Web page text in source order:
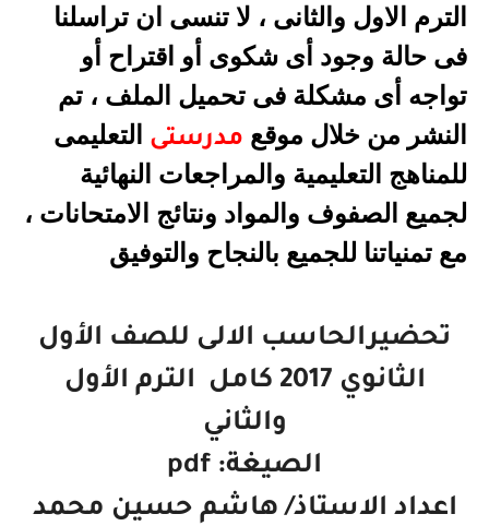
الترم الاول والثانى ، لا تنسى ان تراسلنا
فى حالة وجود أى شكوى أو اقتراح أو
تواجه أى مشكلة فى تحميل الملف ، تم
النشر من خلال موقع مدرستى التعليمى
للمناهج التعليمية والمراجعات النهائية
لجميع الصفوف والمواد ونتائج الامتحانات ،
مع تمنياتنا للجميع بالنجاح والتوفيق
تحضيرالحاسب الالى للصف الأول
الثانوي 2017 كامل
الترم الأول
والثاني
الصيغة: pdf
اعداد الاستاذ/ هاشم حسين محمد